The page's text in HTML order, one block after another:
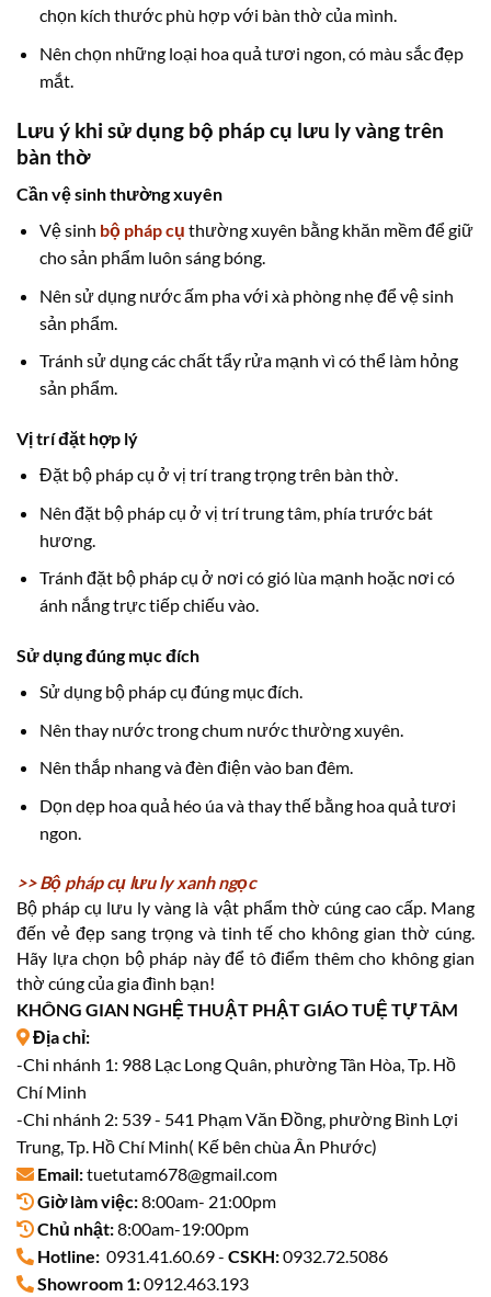
chọn kích thước phù hợp với bàn thờ của mình.
Nên chọn những loại hoa quả tươi ngon, có màu sắc đẹp
mắt.
Lưu ý khi sử dụng bộ pháp cụ lưu ly vàng trên
bàn thờ
Cần vệ sinh thường xuyên
Vệ sinh bộ pháp cụ thường xuyên bằng khăn mềm để giữ
cho sản phẩm luôn sáng bóng.
Nên sử dụng nước ấm pha với xà phòng nhẹ để vệ sinh
sản phẩm.
Tránh sử dụng các chất tẩy rửa mạnh vì có thể làm hỏng
sản phẩm.
Vị trí đặt hợp lý
Đặt bộ pháp cụ ở vị trí trang trọng trên bàn thờ.
Nên đặt bộ pháp cụ ở vị trí trung tâm, phía trước bát
hương.
Tránh đặt bộ pháp cụ ở nơi có gió lùa mạnh hoặc nơi có
ánh nắng trực tiếp chiếu vào.
Sử dụng đúng mục đích
Sử dụng bộ pháp cụ đúng mục đích.
Nên thay nước trong chum nước thường xuyên.
Nên thắp nhang và đèn điện vào ban đêm.
Dọn dẹp hoa quả héo úa và thay thế bằng hoa quả tươi
ngon.
>> Bộ pháp cụ lưu ly xanh ngọc
Bộ pháp cụ lưu ly vàng là vật phẩm thờ cúng cao cấp. Mang
đến vẻ đẹp sang trọng và tinh tế cho không gian thờ cúng.
Hãy lựa chọn bộ pháp này để tô điểm thêm cho không gian
thờ cúng của gia đình bạn!
KHÔNG GIAN NGHỆ THUẬT PHẬT GIÁO TUỆ TỰ TÂM
Địa chỉ:
-Chi nhánh 1: 988 Lạc Long Quân, phường Tân Hòa, Tp. Hồ
Chí Minh
-Chi nhánh 2: 539 - 541 Phạm Văn Đồng, phường Bình Lợi
Trung, Tp. Hồ Chí Minh( Kế bên chùa Ân Phước)
Email:tuetutam678@gmail.com
Giờ làm việc:8:00am- 21:00pm
Chủ nhật:8:00am-19:00pm
Hotline: 0931.41.60.69 - CSKH:0932.72.5086
Showroom 1:0912.463.193